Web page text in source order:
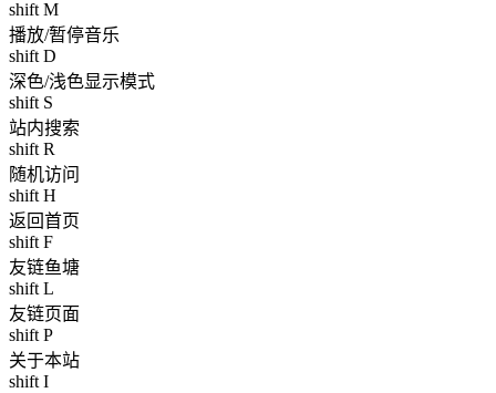
shift M
播放/暂停音乐
shift D
深色/浅色显示模式
shift S
站内搜索
shift R
随机访问
shift H
返回首页
shift F
友链鱼塘
shift L
友链页面
shift P
关于本站
shift I